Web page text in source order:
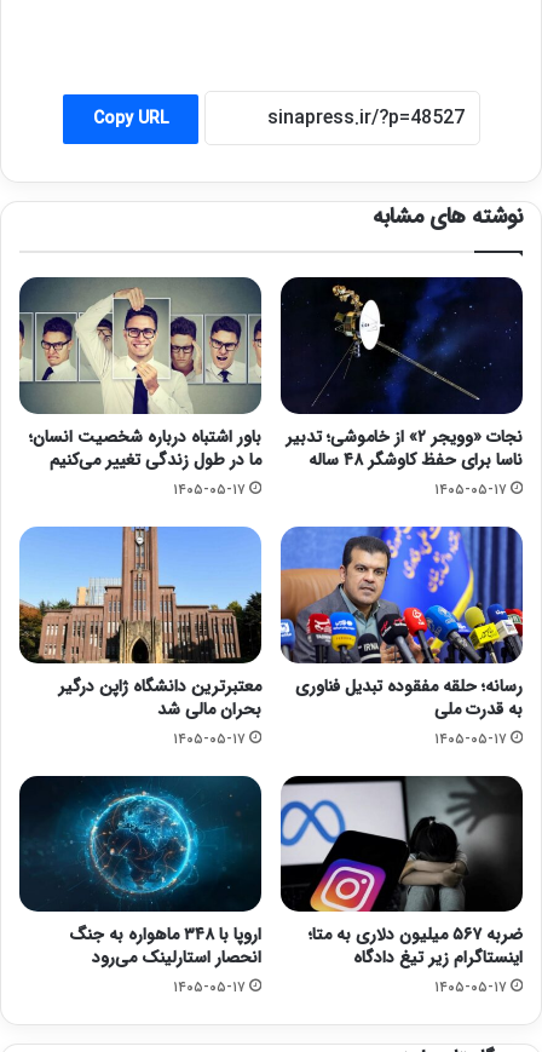
Copy URL
نوشته های مشابه
نجات «وویجر ۲» از خاموشی؛ تدبیر
ناسا برای حفظ کاوشگر ۴۸ ساله
۱۴۰۵-۰۵-۱۷
باور اشتباه درباره شخصیت انسان؛
ما در طول زندگی تغییر می‌کنیم
۱۴۰۵-۰۵-۱۷
رسانه؛ حلقه مفقوده تبدیل فناوری
به قدرت ملی
۱۴۰۵-۰۵-۱۷
معتبرترین دانشگاه ژاپن درگیر
بحران مالی شد
۱۴۰۵-۰۵-۱۷
ضربه ۵۶۷ میلیون دلاری به متا؛
اینستاگرام زیر تیغ دادگاه
۱۴۰۵-۰۵-۱۷
اروپا با ۳۴۸ ماهواره به جنگ
انحصار استارلینک می‌رود
۱۴۰۵-۰۵-۱۷